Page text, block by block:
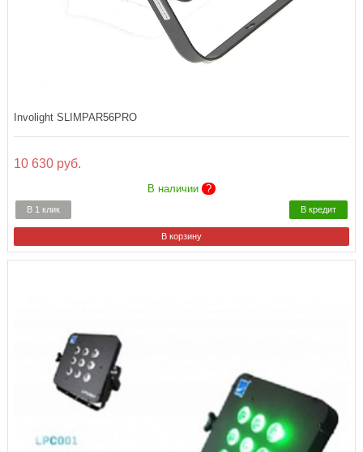
Involight SLIMPAR56PRO
10 630 руб.
В наличии ?
В 1 клик В кредит